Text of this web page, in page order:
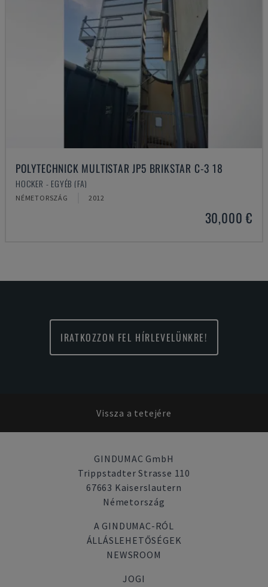
POLYTECHNICK MULTISTAR JP5 BRIKSTAR C-3 18
HOCKER - EGYÉB (FA)
NÉMETORSZÁG 2012
30,000 €
IRATKOZZON FEL HÍRLEVELÜNKRE!
Vissza a tetejére
GINDUMAC GmbH
Trippstadter Strasse 110
67663 Kaiserslautern
Németország
A GINDUMAC-RÓL
ÁLLÁSLEHETŐSÉGEK
NEWSROOM
JOGI